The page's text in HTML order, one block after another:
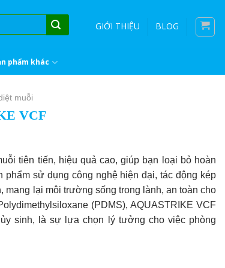
GIỚI THIỆU BLOG
phẩm khác
muỗi
VCF
tiên tiến, hiệu quả cao, giúp bạn loại bỏ hoàn
phẩm sử dụng công nghệ hiện đại, tác động kép
mang lại môi trường sống trong lành, an toàn cho
(PDMS), AQUASTRIKE VCF
sinh, là sự lựa chọn lý tưởng cho việc phòng